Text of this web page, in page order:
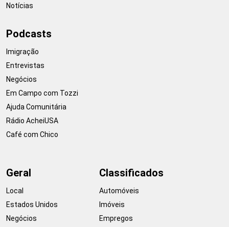
Notícias
Podcasts
Imigração
Entrevistas
Negócios
Em Campo com Tozzi
Ajuda Comunitária
Rádio AcheiUSA
Café com Chico
Geral
Local
Estados Unidos
Negócios
Classificados
Automóveis
Imóveis
Empregos